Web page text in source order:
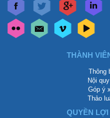
THÀNH
Thông
Nội
Góp ý
Thảo
QUYỀN